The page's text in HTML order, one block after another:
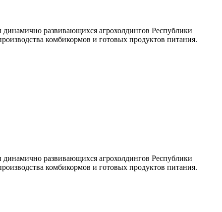
развивающихся агрохолдингов Республики
комбикормов и готовых продуктов питания.
развивающихся агрохолдингов Республики
комбикормов и готовых продуктов питания.